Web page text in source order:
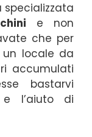
specializzata
e non
che per
locale da
accumulati
bastarvi
e l’aiuto di